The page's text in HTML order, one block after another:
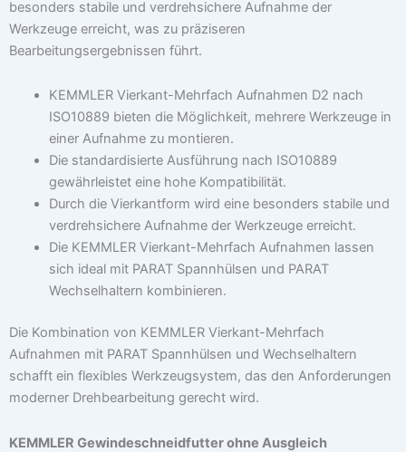
besonders stabile und verdrehsichere Aufnahme der
Werkzeuge erreicht, was zu präziseren
Bearbeitungsergebnissen führt.
KEMMLER Vierkant-Mehrfach Aufnahmen D2 nach
ISO10889 bieten die Möglichkeit, mehrere Werkzeuge in
einer Aufnahme zu montieren.
Die standardisierte Ausführung nach ISO10889
gewährleistet eine hohe Kompatibilität.
Durch die Vierkantform wird eine besonders stabile und
verdrehsichere Aufnahme der Werkzeuge erreicht.
Die KEMMLER Vierkant-Mehrfach Aufnahmen lassen
sich ideal mit PARAT Spannhülsen und PARAT
Wechselhaltern kombinieren.
Die Kombination von KEMMLER Vierkant-Mehrfach
Aufnahmen mit PARAT Spannhülsen und Wechselhaltern
schafft ein flexibles Werkzeugsystem, das den Anforderungen
moderner Drehbearbeitung gerecht wird.
KEMMLER Gewindeschneidfutter ohne Ausgleich